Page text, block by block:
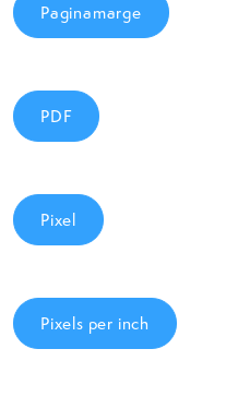
Paginamarge
PDF
Pixel
Pixels per inch